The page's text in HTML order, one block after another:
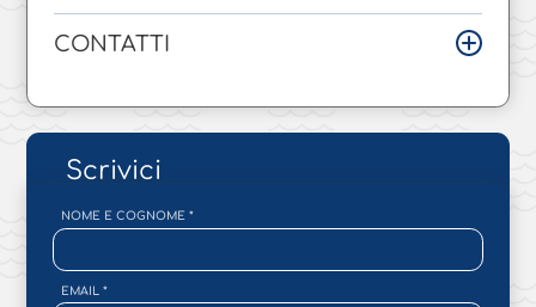
CONTATTI
Scrivici
NOME E COGNOME*
EMAIL*